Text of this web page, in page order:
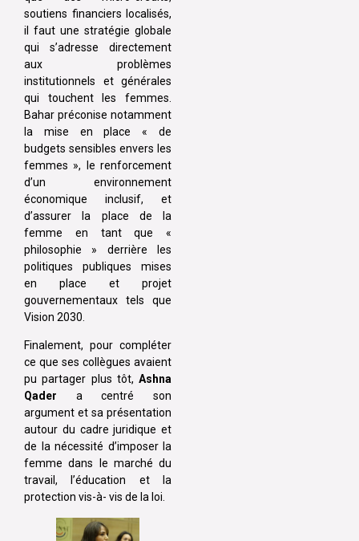
soutiens financiers localisés,
il faut une stratégie globale
qui s’adresse directement
aux problèmes
institutionnels et générales
qui touchent les femmes.
Bahar préconise notamment
la mise en place « de
budgets sensibles envers les
femmes », le renforcement
d’un environnement
économique inclusif, et
d’assurer la place de la
femme en tant que «
philosophie » derrière les
politiques publiques mises
en place et projet
gouvernementaux tels que
Vision 2030.
Finalement, pour compléter
ce que ses collègues avaient
pu partager plus tôt, Ashna
Qader a centré son
argument et sa présentation
autour du cadre juridique et
de la nécessité d’imposer la
femme dans le marché du
travail, l’éducation et la
protection vis-à- vis de la loi.